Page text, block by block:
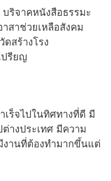
บริจาคหนังสือธรรมะ
สาช่วยเหลือสังคม
สร้างโรง
ปรียญ
เร็จไปในทิศทางที่ดี มี
างประเทศ มีความ
งานที่ต้องทำมากขึ้นแต่